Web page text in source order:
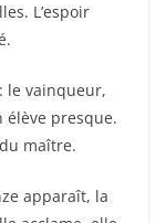
L’espoir
le vainqueur,
élève presque.
maître.
apparaît, la